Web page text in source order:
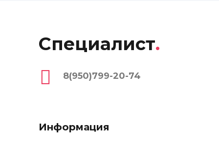
Специалист.
8(950)799-20-74
Информация